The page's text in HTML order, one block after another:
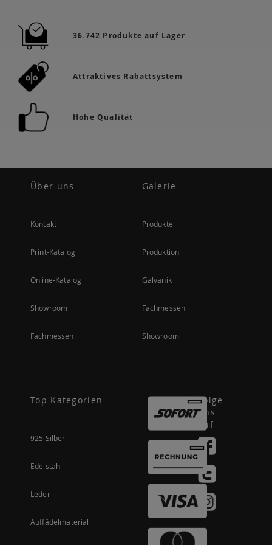
36.742 Produkte auf Lager
Attraktives Rabattsystem
Hohe Qualität
Über uns
Kontakt
Print-Katalog
Online-Katalog
Showroom
Fachmessen
Galerie
Produkte
Produktion
Galvanik
Fachmessen
Showroom
Top Kategorien
925 Silber
Edelstahl
Leder
Auffädelmaterial
Folge
uns
auf